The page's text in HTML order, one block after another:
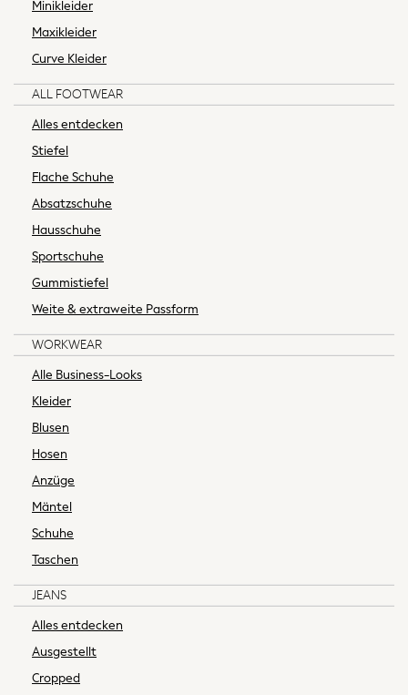
Jeans & a Nice Top
Linen Collection
Hardware Detailing
Trending: Summer Blues
Jorts & Bermuda Shorts
Summer Footwear
Summer Textures
Crochet
THE SET
All Holiday Shop
All Beachwear
Bags & Accessories
Beach Dresses & Kaftans
Flip Flops
Wedding Guest Dresses
Casual Dresses
Midi Dresses
Mini Dresses
Maxi Dresses
Curve Dresses
Shop All
Minikleider
Maxikleider
Curve Kleider
ALL FOOTWEAR
Alles entdecken
Stiefel
Flache Schuhe
Absatzschuhe
Hausschuhe
Sportschuhe
Gummistiefel
Weite & extraweite Passform
WORKWEAR
Alle Business-Looks
Kleider
Blusen
Hosen
Anzüge
Mäntel
Schuhe
Taschen
JEANS
Alles entdecken
Ausgestellt
Cropped